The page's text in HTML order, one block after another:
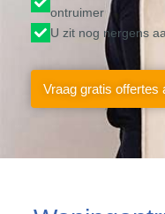
ontruimer
U zit nog nergens
Vraag gratis offertes